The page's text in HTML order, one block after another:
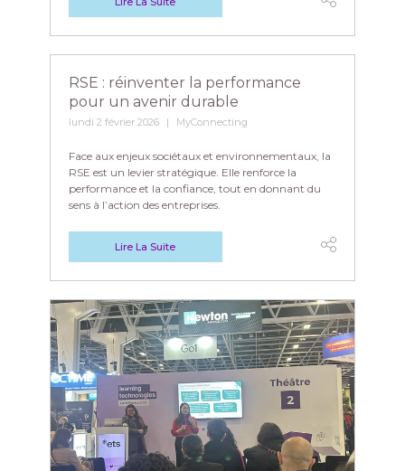
RSE : réinventer la performance
pour un avenir durable
lundi 2 février 2026 MyConnecting
Face aux enjeux sociétaux et environnementaux, la
RSE est un levier stratégique. Elle renforce la
performance et la confiance, tout en donnant du
sens à l’action des entreprises.
Lire La Suite